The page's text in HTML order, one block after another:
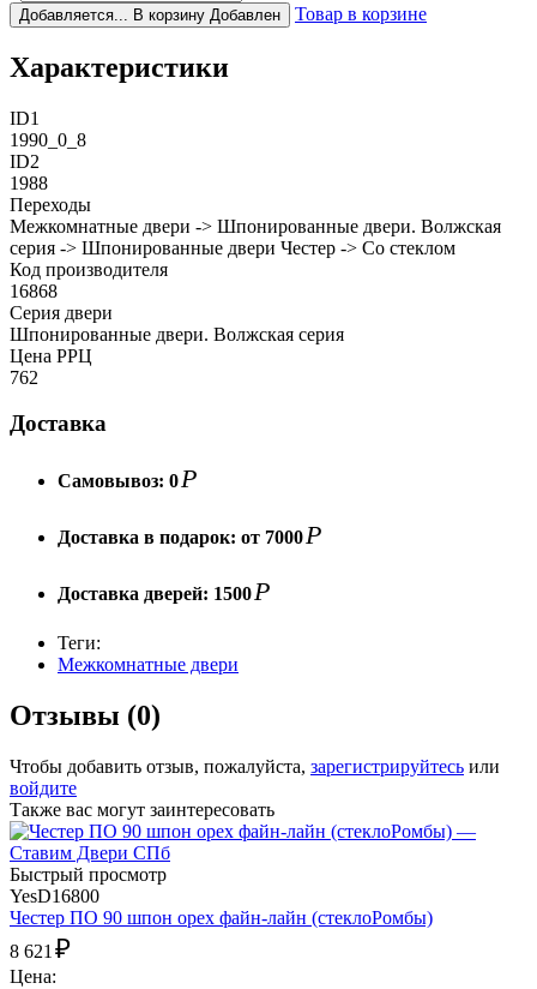
Добавляется... В корзину Добавлен Товар в корзине
Характеристики
ID1
1990_0_8
ID2
1988
Переходы
Межкомнатные двери -> Шпонированные двери. Волжская
серия -> Шпонированные двери Честер -> Со стеклом
Код производителя
16868
Cерия двери
Шпонированные двери. Волжская серия
Цена РРЦ
762
Доставка
Самовывоз: 0Р
Доставка в подарок: от 7000Р
Доставка дверей: 1500Р
Теги:
Межкомнатные двери
Отзывы (0)
Чтобы добавить отзыв, пожалуйста, зарегистрируйтесь или
войдите
Также вас могут заинтересовать
Быстрый просмотр
YesD16800
Честер ПО 90 шпон орех файн-лайн (стеклоРомбы)
8 621₽
Цена: